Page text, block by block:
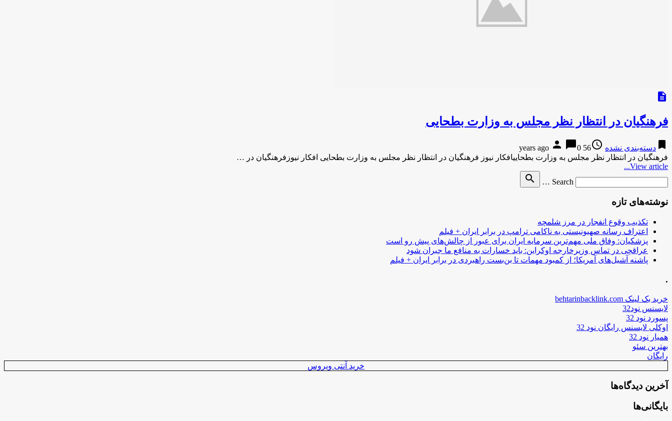
description
فرهنگیان در انتظار نظر مجلس به وزارت بطحایی
bookmark دسته‌بندی نشده access_time
56 years ago
person chat_bubble0
فرهنگیان در انتظار نظر مجلس به وزارت بطحاییافکار نیوز فرهنگیان در انتظار نظر مجلس به وزارت بطحایی افکار نیوزفرهنگیان در …
View article...
Search …
search
نوشته‌های تازه
تکذیب وقوع انفجار در مرز شلمچه
اعتراف رسانه صهیونیستی به ناکامی ترامپ در برابر ایران + فیلم
پزشکیان: وفاق ملی مهم‌ترین سرمایه ایران برای عبور از چالش‌های پیش رو است
عراقچی در تماس وزیرخارجه اوکراین: باید خسارات به منافع ما جبران شود
پاشنه آشیل‌های آمریکا؛ از کمبود مهمات تا بن‌بست راهبردی در برابر ایران + فیلم
.
خرید بک لینک behtarinbacklink.com
لایسنس نود32
پسورد نود 32
اوکلی لایسنس رایگان نود 32
همیار نود 32
بهترین سئو
رایگان
خرید آنتی ویروس
آخرین دیدگاه‌ها
بایگانی‌ها